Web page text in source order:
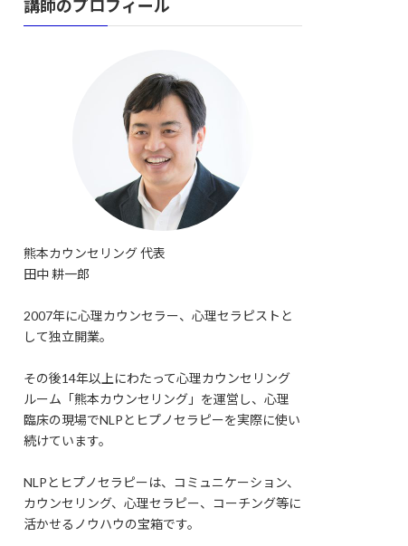
講師のプロフィール
熊本カウンセリング 代表
田中 耕一郎
2007年に心理カウンセラー、心理セラピストと
して独立開業。
その後14年以上にわたって心理カウンセリング
ルーム「熊本カウンセリング」を運営し、心理
臨床の現場でNLPとヒプノセラピーを実際に使い
続けています。
NLPとヒプノセラピーは、コミュニケーション、
カウンセリング、心理セラピー、コーチング等に
活かせるノウハウの宝箱です。